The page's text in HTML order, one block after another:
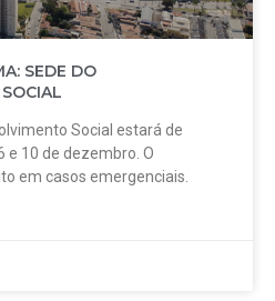
SEDE DO
Social estará de
e 10 de dezembro. O
em casos emergenciais.